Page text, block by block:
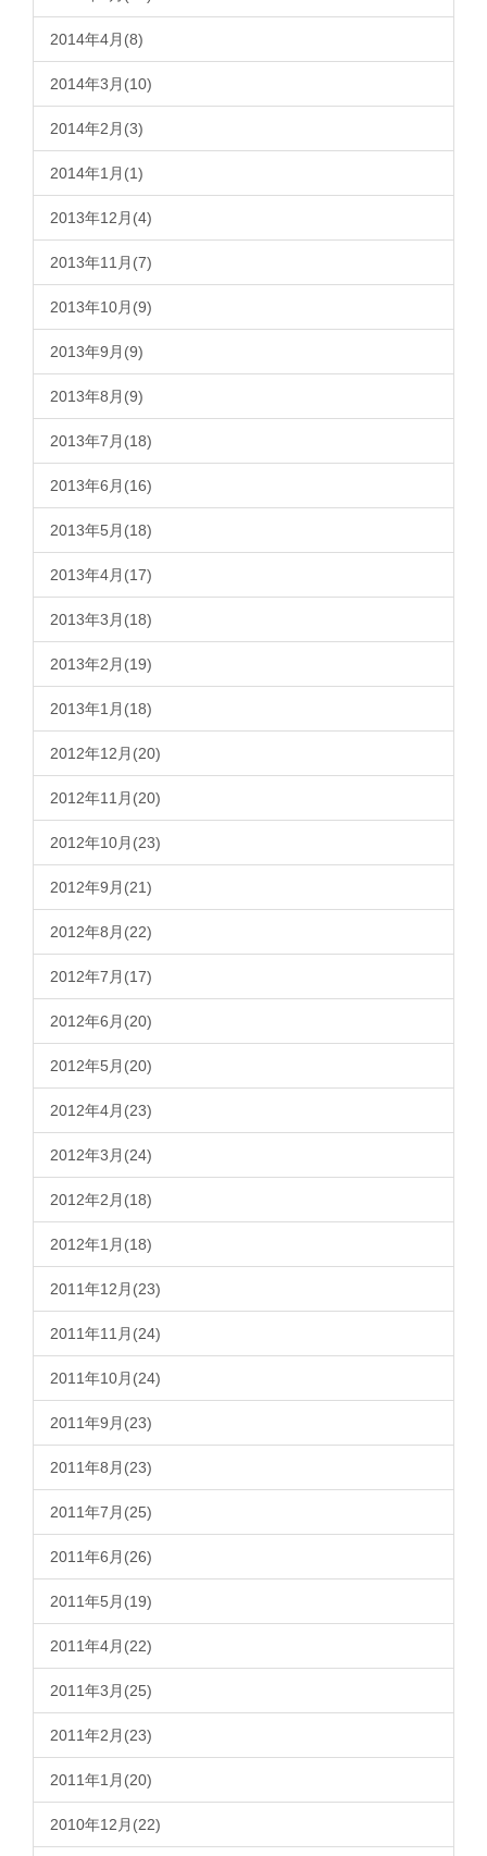
2014年4月(8)
2014年3月(10)
2014年2月(3)
2014年1月(1)
2013年12月(4)
2013年11月(7)
2013年10月(9)
2013年9月(9)
2013年8月(9)
2013年7月(18)
2013年6月(16)
2013年5月(18)
2013年4月(17)
2013年3月(18)
2013年2月(19)
2013年1月(18)
2012年12月(20)
2012年11月(20)
2012年10月(23)
2012年9月(21)
2012年8月(22)
2012年7月(17)
2012年6月(20)
2012年5月(20)
2012年4月(23)
2012年3月(24)
2012年2月(18)
2012年1月(18)
2011年12月(23)
2011年11月(24)
2011年10月(24)
2011年9月(23)
2011年8月(23)
2011年7月(25)
2011年6月(26)
2011年5月(19)
2011年4月(22)
2011年3月(25)
2011年2月(23)
2011年1月(20)
2010年12月(22)